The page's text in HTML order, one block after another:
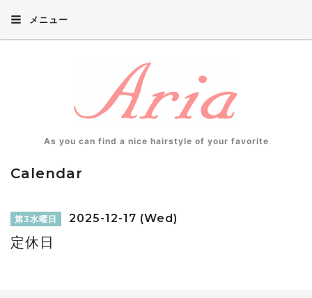
メニュー
As you can find a nice hairstyle of your favorite
Calendar
第3水曜日 2025-12-17 (Wed)
定休日